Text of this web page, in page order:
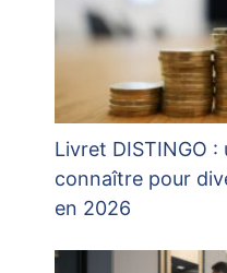
Livret DISTINGO
connaître pour
en 2026